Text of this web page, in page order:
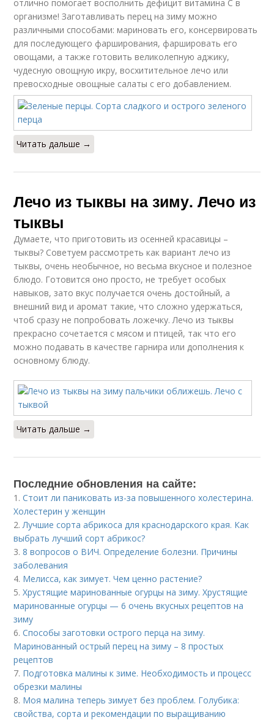
отлично помогает восполнить дефицит витамина C в
организме! Заготавливать перец на зиму можно
различными способами: мариновать его, консервировать
для последующего фарширования, фаршировать его
овощами, а также готовить великолепную аджику,
чудесную овощную икру, восхитительное лечо или
превосходные овощные салаты с его добавлением.
Читать дальше →
Лечо из тыквы на зиму. Лечо из
тыквы
Думаете, что приготовить из осенней красавицы –
тыквы? Советуем рассмотреть как вариант лечо из
тыквы, очень необычное, но весьма вкусное и полезное
блюдо. Готовится оно просто, не требует особых
навыков, зато вкус получается очень достойный, а
внешний вид и аромат такие, что сложно удержаться,
чтоб сразу не попробовать ложечку. Лечо из тыквы
прекрасно сочетается с мясом и птицей, так что его
можно подавать в качестве гарнира или дополнения к
основному блюду.
Читать дальше →
Последние обновления на сайте:
1.Стоит ли паниковать из-за повышенного холестерина.
Холестерин у женщин
2. Лучшие сорта абрикоса для краснодарского края. Как
выбрать лучший сорт абрикос?
3.8 вопросов о ВИЧ. Определение болезни. Причины
заболевания
4. Мелисса, как зимует. Чем ценно растение?
5.Хрустящие маринованные огурцы на зиму. Хрустящие
маринованные огурцы — 6 очень вкусных рецептов на
зиму
6.Способы заготовки острого перца на зиму.
Маринованный острый перец на зиму – 8 простых
рецептов
7. Подготовка малины к зиме. Необходимость и процесс
обрезки малины
8. Моя малина теперь зимует без проблем. Голубика:
свойства, сорта и рекомендации по выращиванию